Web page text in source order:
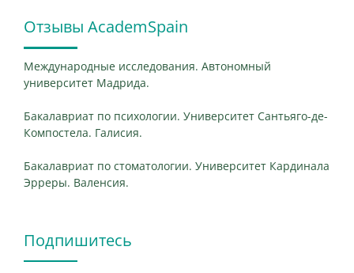
Отзывы AcademSpain
Международные исследования. Автономный
университет Мадрида.
Бакалавриат по психологии. Университет Сантьяго-де-
Компостела. Галисия.
Бакалавриат по стоматологии. Университет Кардинала
Эрреры. Валенсия.
Подпишитесь